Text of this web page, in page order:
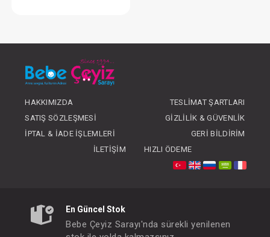
OLUNUZ
HAKKIMIZDA
TESLIMAT ŞARTLARI
SATIŞ SÖZLEŞMESI
GIZLILIK & GÜVENLIK
İPTAL & İADE İŞLEMLERI
GERI BILDIRIM
İLETIŞIM
HIZLI ÖDEME
En Güncel Stok
Bebe Çeyiz Sarayı'nda sürekli yenilenen